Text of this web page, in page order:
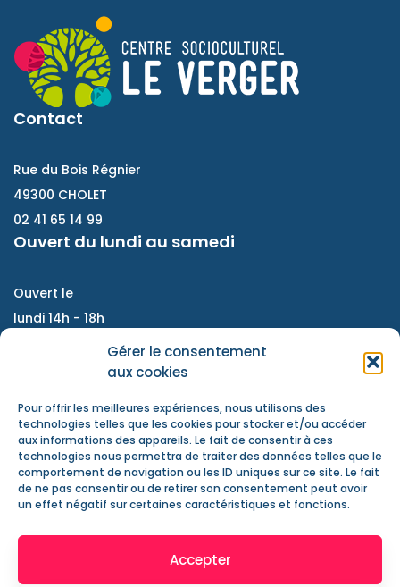
Gérer le consentement
aux cookies
Pour offrir les meilleures expériences, nous utilisons des
technologies telles que les cookies pour stocker et/ou accéder
aux informations des appareils. Le fait de consentir à ces
technologies nous permettra de traiter des données telles que le
comportement de navigation ou les ID uniques sur ce site. Le fait
de ne pas consentir ou de retirer son consentement peut avoir
un effet négatif sur certaines caractéristiques et fonctions.
Accepter
Contact
Rue du Bois Régnier
49300 CHOLET
02 41 65 14 99
Ouvert du lundi au samedi
Ouvert le
lundi 14h - 18h
Du mardi au vendredi :
9h - 12h / 14h- 18h
d'échanges, information jeunesse
Nous contacter
Actualités
Mentions Légales